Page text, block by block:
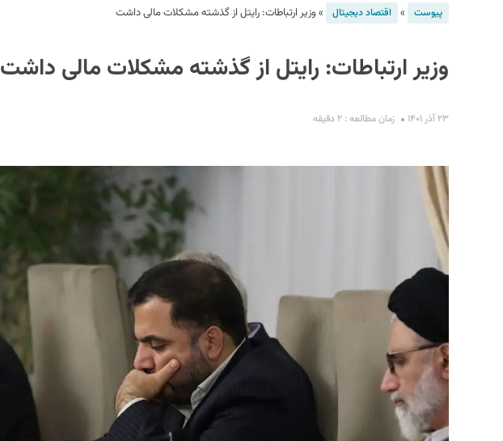
پیوست » اقتصاد دیجیتال » وزیر ارتباطات: رایتل از گذشته مشکلات مالی داشت
وزیر ارتباطات: رایتل از گذشته مشکلات مالی داشت
۲۳ آذر ۱۴۰۱ زمان مطالعه : ۲ دقیقه